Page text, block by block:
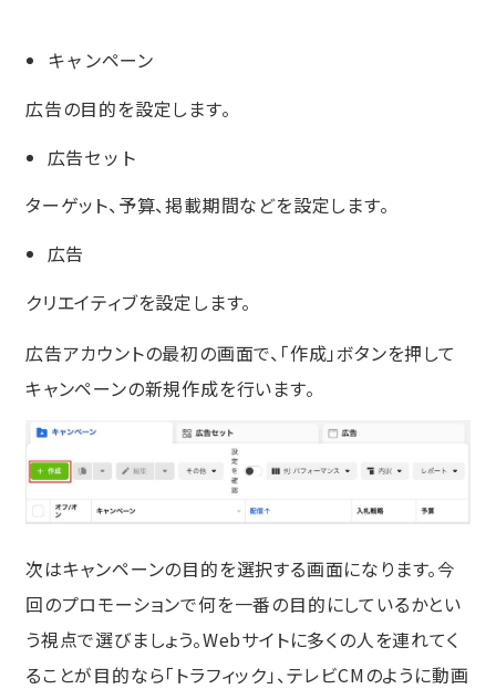
キャンペーン
広告の目的を設定します。
広告セット
ターゲット、予算、掲載期間などを設定します。
広告
クリエイティブを設定します。
広告アカウントの最初の画面で、「作成」ボタンを押して
キャンペーンの新規作成を行います。
次はキャンペーンの目的を選択する画面になります。今
回のプロモーションで何を一番の目的にしているかとい
う視点で選びましょう。Webサイトに多くの人を連れてく
ることが目的なら「トラフィック」、テレビCMのように動画